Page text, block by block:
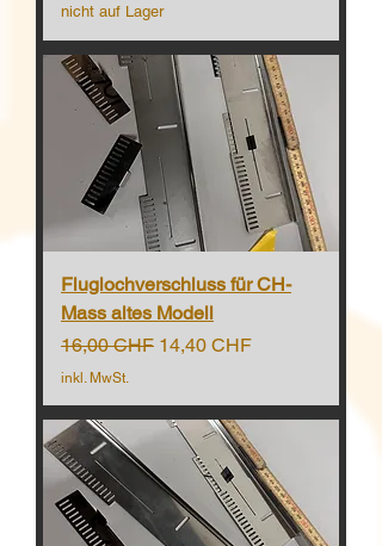
nicht auf Lager
Fluglochverschluss für CH-
Mass altes Modell
Standardpreis
16,00 CHF Sale-Preis
14,40 CHF
inkl. MwSt.